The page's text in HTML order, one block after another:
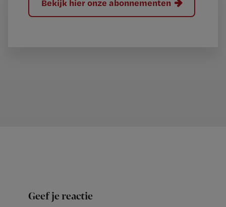
Bekijk hier onze abonnementen
Geef je reactie